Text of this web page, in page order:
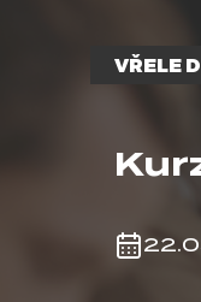
VŘELE